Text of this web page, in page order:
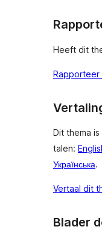
Heeft dit
Rapporteer
Dit thema
talen:
Українська.
Vertaal dit
Blader